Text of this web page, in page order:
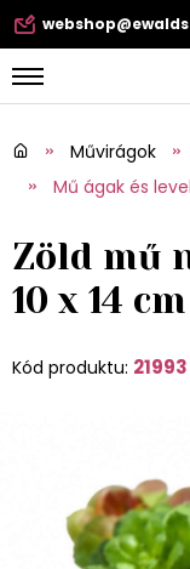
Művirágok
Mű ágak és
Zöld mű
10 x 14 cm
Kód produktu: 21993